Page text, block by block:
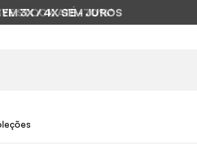
EM 3X / 4X SEM JUROS